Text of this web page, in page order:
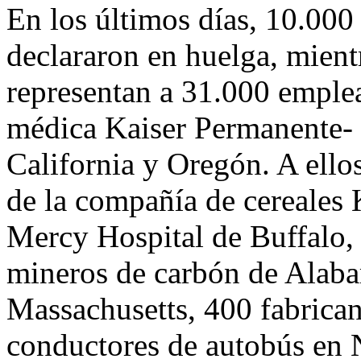
En los últimos días, 10.000
declararon en huelga,
representan a 31.000
médica Kaiser
California y Oregón. A
de la compañía de
Mercy Hospital de
mineros de carbón de
Massachusetts, 400
conductores de autobús